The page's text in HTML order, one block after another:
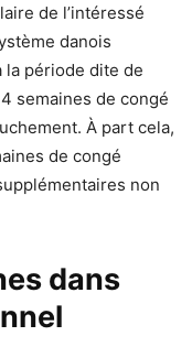
de l’intéressé
danois
la période dite de
semaines de congé
À part cela,
de congé
non
dans